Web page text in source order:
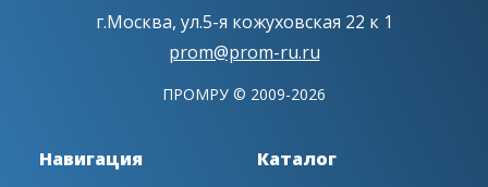
г.Москва, ул.5-я кожуховская 22 к 1
prom@prom-ru.ru
ПРОМРУ © 2009-2026
Навигация
Каталог